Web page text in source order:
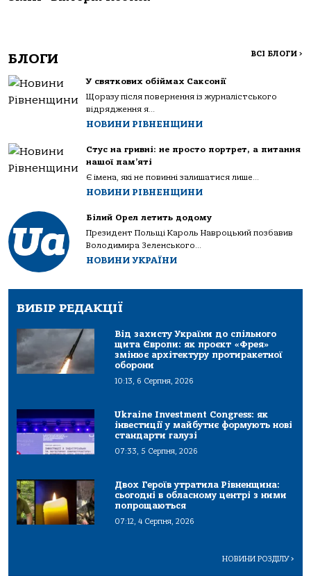
БЛОГИ ВСІ БЛОГИ >
У святкових обіймах Саксонії
Щоразу після повернення із журналістського
відрядження я...
НОВИНИ РІВНЕНЩИНИ
Стус на гривні: не просто портрет, а питання
нашої пам’яті
Є імена, які не повинні залишатися лише...
НОВИНИ РІВНЕНЩИНИ
Білий Орел летить додому
Президент Польщі Кароль Навроцький позбавив
Володимира Зеленського...
НОВИНИ УКРАЇНИ
ВИБІР РЕДАКЦІЇ
Від захисту України до спільного
щита Європи: як проєкт «Фрея»
змінює архітектуру протиракетної
оборони
10:13, 6 Серпня, 2026
Ukraine Investment Congress: як
інвестиції у майбутнє формують нові
стандарти галузі
07:33, 5 Серпня, 2026
Двох Героїв утратила Рівненщина:
сьогодні в обласному центрі з ними
попрощаються
07:12, 4 Серпня, 2026
НОВИНИ РОЗДІЛУ>